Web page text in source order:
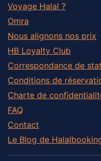
Voyage Halal ?
Omra
Nous alignons nos prix
HB Loyalty Club
Correspondance de
Conditions de
Charte de
FAQ
Contact
Le Blog de